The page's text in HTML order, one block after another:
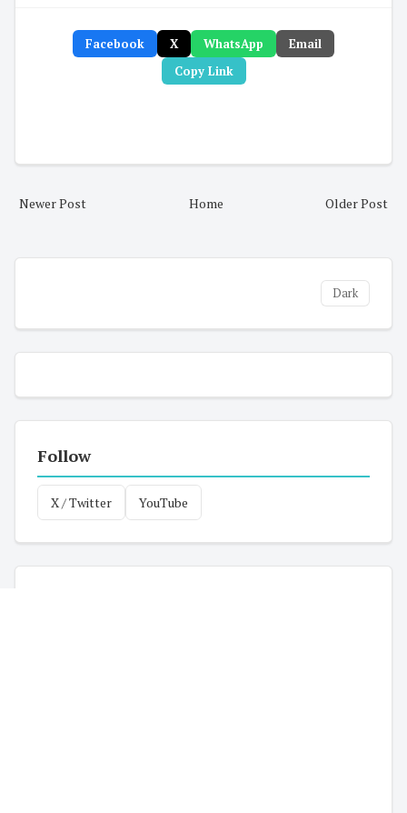
Facebook X WhatsApp
Email
Copy Link
Newer Post Older Post
Home
Dark
Follow
X / Twitter YouTube